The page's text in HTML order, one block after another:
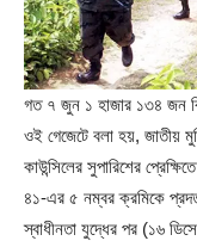
গত ৭ জুন ১ হাজার ১৩৪ জন
ওই গেজেটে বলা হয়, জাতীয়
কাউন্সিলের সুপারিশের
৪১-এর ৫ নম্বর ক্রমিকে
স্বাধীনতা যুদ্ধের পর (১৬